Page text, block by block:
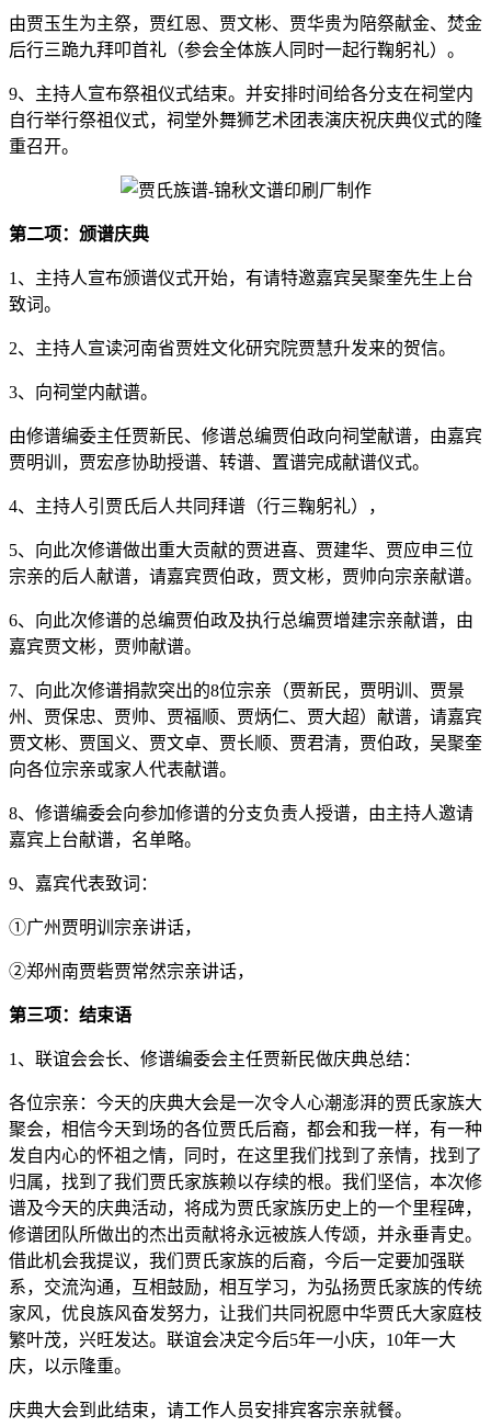
由贾玉生为主祭，贾红恩、贾文彬、贾华贵为陪祭献金、焚金
后行三跪九拜叩首礼（参会全体族人同时一起行鞠躬礼）。
9、主持人宣布祭祖仪式结束。并安排时间给各分支在祠堂内
自行举行祭祖仪式，祠堂外舞狮艺术团表演庆祝庆典仪式的隆
重召开。
第二项：颁谱庆典
1、主持人宣布颁谱仪式开始，有请特邀嘉宾吴聚奎先生上台
致词。
2、主持人宣读河南省贾姓文化研究院贾慧升发来的贺信。
3、向祠堂内献谱。
由修谱编委主任贾新民、修谱总编贾伯政向祠堂献谱，由嘉宾
贾明训，贾宏彦协助授谱、转谱、置谱完成献谱仪式。
4、主持人引贾氏后人共同拜谱（行三鞠躬礼），
5、向此次修谱做出重大贡献的贾进喜、贾建华、贾应申三位
宗亲的后人献谱，请嘉宾贾伯政，贾文彬，贾帅向宗亲献谱。
6、向此次修谱的总编贾伯政及执行总编贾增建宗亲献谱，由
嘉宾贾文彬，贾帅献谱。
7、向此次修谱捐款突出的8位宗亲（贾新民，贾明训、贾景
州、贾保忠、贾帅、贾福顺、贾炳仁、贾大超）献谱，请嘉宾
贾文彬、贾国义、贾文卓、贾长顺、贾君清，贾伯政，吴聚奎
向各位宗亲或家人代表献谱。
8、修谱编委会向参加修谱的分支负责人授谱，由主持人邀请
嘉宾上台献谱，名单略。
9、嘉宾代表致词：
①广州贾明训宗亲讲话，
②郑州南贾砦贾常然宗亲讲话，
第三项：结束语
1、联谊会会长、修谱编委会主任贾新民做庆典总结：
各位宗亲：今天的庆典大会是一次令人心潮澎湃的贾氏家族大
聚会，相信今天到场的各位贾氏后裔，都会和我一样，有一种
发自内心的怀祖之情，同时，在这里我们找到了亲情，找到了
归属，找到了我们贾氏家族赖以存续的根。我们坚信，本次修
谱及今天的庆典活动，将成为贾氏家族历史上的一个里程碑，
修谱团队所做出的杰出贡献将永远被族人传颂，并永垂青史。
借此机会我提议，我们贾氏家族的后裔，今后一定要加强联
系，交流沟通，互相鼓励，相互学习，为弘扬贾氏家族的传统
家风，优良族风奋发努力，让我们共同祝愿中华贾氏大家庭枝
繁叶茂，兴旺发达。联谊会决定今后5年一小庆，10年一大
庆，以示隆重。
庆典大会到此结束，请工作人员安排宾客宗亲就餐。